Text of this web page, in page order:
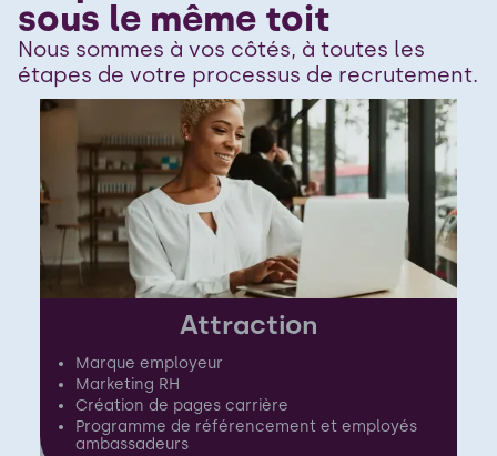
sous le même toit
Nous sommes à vos côtés, à toutes les
étapes de votre processus de recrutement.
Attraction
Marque employeur
Marketing RH
Création de pages carrière
Programme de référencement et employés
ambassadeurs